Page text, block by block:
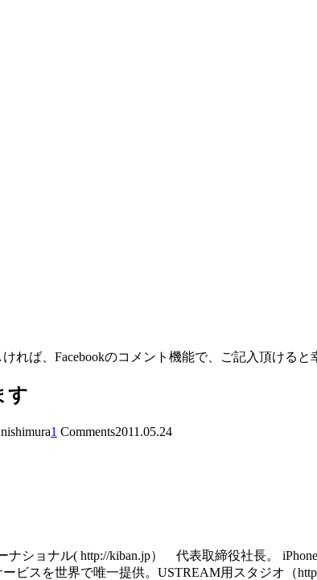
ば、Facebookのコメント機能で、ご記入頂けると
す
1 Comments2011.05.24
ショナル( http://kiban.jp） 代表取締役社長。
ビスを世界で唯一提供。USTREAM用スタジオ（